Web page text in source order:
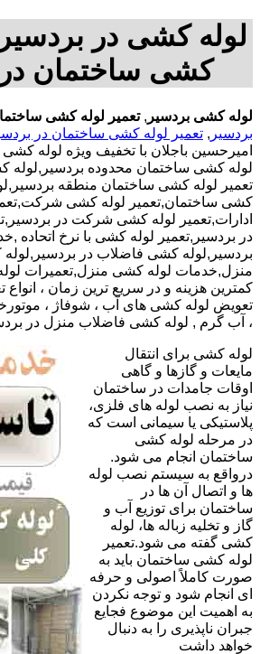
لوله کشی در
کشی ساختمان در
لوله کشی بردسیر ,تعمیر لوله کشی
بردسیر , تعمیر لوله کشی ساختمان در
امیرحسین باجلان با تخفیف ویژه لوله
لوله کشی ساختمان محدوده بردسیر,لوله
تعمیر لوله کشی ساختمان منطقه
کشی ساختمان,تعمیر لوله کشی
ادارات,تعمیر لوله کشی شرکت در
در بردسیر,تعمیر لوله کشی با نرخ اتحاده
بردسیر,لوله کشی فاضلاب در
منزل,خدمات لوله کشی منزل,تعمیرات
کمترین هزینه و در سریع ترین زمان ،
تعویض لوله کشی های آب ، شوفاژ ،
، آب گرم , لوله کشی فاضلاب منزل در
لوله کشی برای انتقال
مایعات و گازها و گاهی
اوقات جامدات در ساختمان
نیاز به نصب لوله های فلزی،
پلاستیکی یا سیمانی است که
در مرحله لوله کشی
ساختمان انجام می شود.
درواقع به سیستم نصب لوله
ها و اتصال آن ها در
ساختمان برای توزیع آب و
گاز و تخلیه زباله ها، لوله
کشی گفته می شود.تعمیر
لوله کشی ساختمان باید به
صورت کاملاً اصولی و حرفه
ای انجام شود و توجه نکردن
به اهمیت این موضوع فجایع
جبران ناپذیری را به دنبال
خواهد داشت